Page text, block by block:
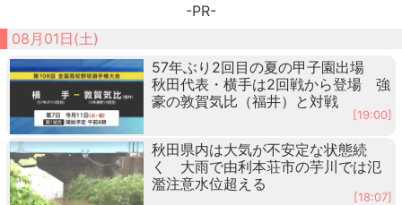
-PR-
08月01日(土)
57年ぶり2回目の夏の甲子園出場
秋田代表・横手は2回戦から登場 強
豪の敦賀気比（福井）と対戦
[19:00]
秋田県内は大気が不安定な状態続
く 大雨で由利本荘市の芋川では氾
濫注意水位超える
[18:07]